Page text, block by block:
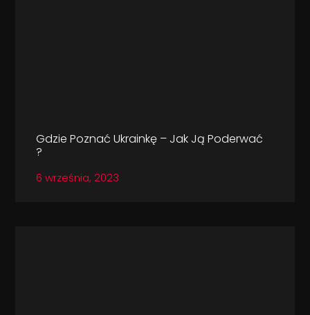
Gdzie Poznać Ukrainkę – Jak Ją Poderwać
?
6 września, 2023